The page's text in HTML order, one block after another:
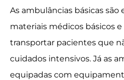
As ambulâncias básicas são
materiais médicos básicos e
transportar pacientes que
cuidados intensivos. Já as
equipadas com